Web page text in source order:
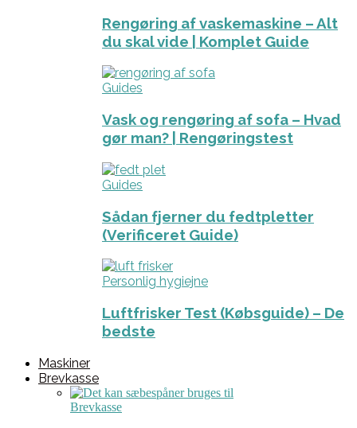
Rengøring af vaskemaskine – Alt
du skal vide | Komplet Guide
Guides
Vask og rengøring af sofa – Hvad
gør man? | Rengøringstest
Guides
Sådan fjerner du fedtpletter
(Verificeret Guide)
Personlig hygiejne
Luftfrisker Test (Købsguide) – De
bedste
Maskiner
Brevkasse
Brevkasse